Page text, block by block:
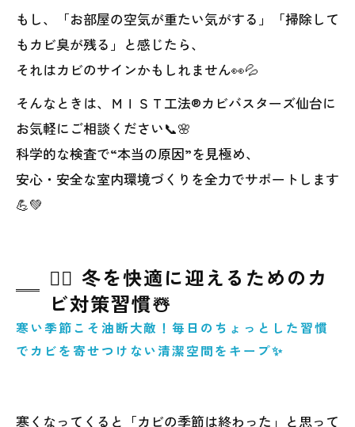
もし、「お部屋の空気が重たい気がする」「掃除して
もカビ臭が残る」と感じたら、
それはカビのサインかもしれません👀💦
そんなときは、ＭＩＳＴ工法®カビバスターズ仙台に
お気軽にご相談ください📞🌸
科学的な検査で“本当の原因”を見極め、
安心・安全な室内環境づくりを全力でサポートします
💪💚
🧘‍♀️ 冬を快適に迎えるためのカ
ビ対策習慣☃️
寒い季節こそ油断大敵！毎日のちょっとした習慣
でカビを寄せつけない清潔空間をキープ✨
寒くなってくると「カビの季節は終わった」と思って